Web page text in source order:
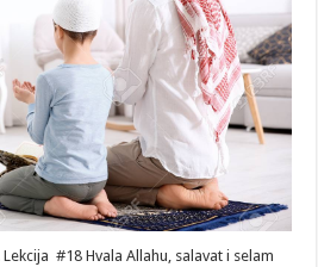
#18 Hvala Allahu, salavat i selam